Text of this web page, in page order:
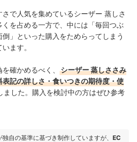
で人気を集めているシーザー 蒸しさ
を占める一方で、中には「毎回つぶ
」といった購入をためらってしまう
ます。
確かめるべく、
シーザー 蒸しささみ
記の詳しさ・食いつきの期待度・使
ました。購入を検討中の方はぜひ参考
自の基準に基づき制作していますが、 EC